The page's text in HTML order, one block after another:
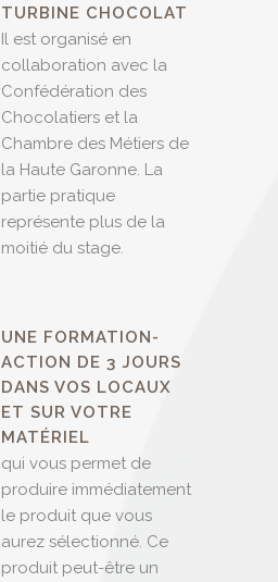
TURBINE CHOCOLAT
Il est organisé en
collaboration avec la
Confédération des
Chocolatiers et la
Chambre des Métiers de
la Haute Garonne. La
partie pratique
représente plus de la
moitié du stage.
UNE FORMATION-
ACTION DE 3 JOURS
DANS VOS LOCAUX
ET SUR VOTRE
MATÉRIEL
qui vous permet de
produire immédiatement
le produit que vous
aurez sélectionné. Ce
produit peut-être un